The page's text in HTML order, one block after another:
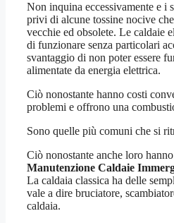
Non inquina eccessivamente e i
privi di alcune tossine nocive
vecchie ed obsolete. Le caldaie
di funzionare senza particolari
svantaggio di non poter essere
alimentate da energia elettrica.
Ciò nonostante hanno costi
problemi e offrono una
Sono quelle più comuni che si
Ciò nonostante anche loro
Manutenzione Caldaie
La caldaia classica ha delle
vale a dire bruciatore,
caldaia.